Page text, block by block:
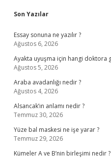
Sidebar
Son Yazılar
Essay sonuna ne yazılır ?
Ağustos 6, 2026
Ayakta uyuşma için hangi doktora
Ağustos 5, 2026
Araba avadanlığı nedir ?
Ağustos 4, 2026
Alsancak’ın anlamı nedir ?
Temmuz 30, 2026
Yüze bal maskesi ne işe yarar ?
Temmuz 29, 2026
Kümeler A ve B’nin birleşimi nedir ?